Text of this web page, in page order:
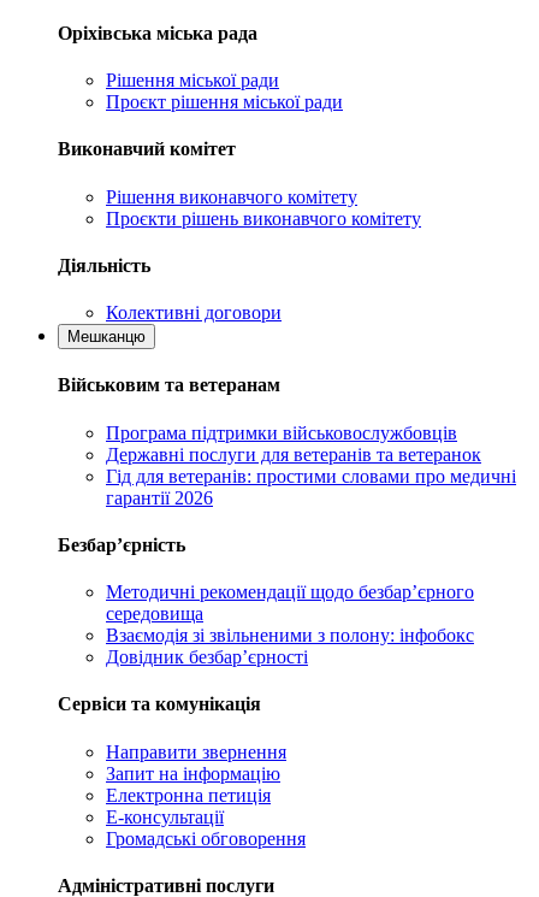
Оріхівська міська рада
Рішення міської ради
Проєкт рішення міської ради
Виконавчий комітет
Рішення виконавчого комітету
Проєкти рішень виконавчого комітету
Діяльність
Колективні договори
Мешканцю
Військовим та ветеранам
Програма підтримки військовослужбовців
Державні послуги для ветеранів та ветеранок
Гід для ветеранів: простими словами про медичні
гарантії 2026
Безбар’єрність
Методичні рекомендації щодо безбар’єрного
середовища
Взаємодія зі звільненими з полону: інфобокс
Довідник безбар’єрності
Сервіси та комунікація
Направити звернення
Запит на інформацію
Електронна петиція
Е-консультації
Громадські обговорення
Адміністративні послуги